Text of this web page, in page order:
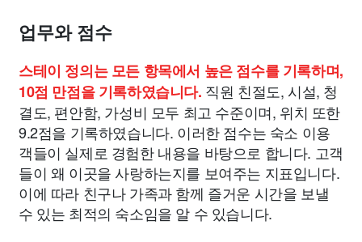
업무와 점수
스테이 정의는 모든 항목에서 높은 점수를 기록하며,
10점 만점을 기록하였습니다. 직원 친절도, 시설, 청
결도, 편안함, 가성비 모두 최고 수준이며, 위치 또한
9.2점을 기록하였습니다. 이러한 점수는 숙소 이용
객들이 실제로 경험한 내용을 바탕으로 합니다. 고객
들이 왜 이곳을 사랑하는지를 보여주는 지표입니다.
이에 따라 친구나 가족과 함께 즐거운 시간을 보낼
수 있는 최적의 숙소임을 알 수 있습니다.